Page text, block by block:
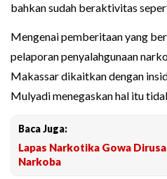
bahkan sudah beraktivitas
Mengenai pemberitaan yang
pelaporan penyalahgunaan
Makassar dikaitkan dengan
Mulyadi menegaskan hal itu
Baca Juga:
Lapas Narkotika Gowa
Narkoba